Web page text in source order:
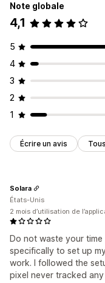
Note globale
4,1
5
4
3
2
1
Écrire un avis
Do not waste your
specifically to set up
work. I followed the
pixel never tracked
Solara
États-Unis
2 mois d’utilisation de